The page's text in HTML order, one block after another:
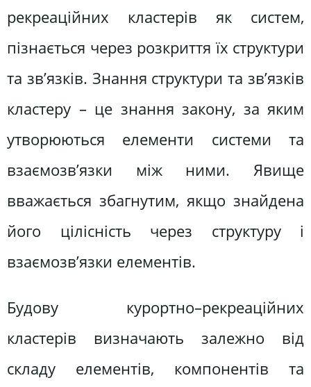
рекреаційних кластерів як систем,
пізнається через розкриття їх структури
та зв’язків. Знання структури та зв’язків
кластеру – це знання закону, за яким
утворюються елементи системи та
взаємозв’язки між ними. Явище
вважається збагнутим, якщо знайдена
його цілісність через структуру і
взаємозв’язки елементів.
Будову курортно–рекреаційних
кластерів визначають залежно від
складу елементів, компонентів та